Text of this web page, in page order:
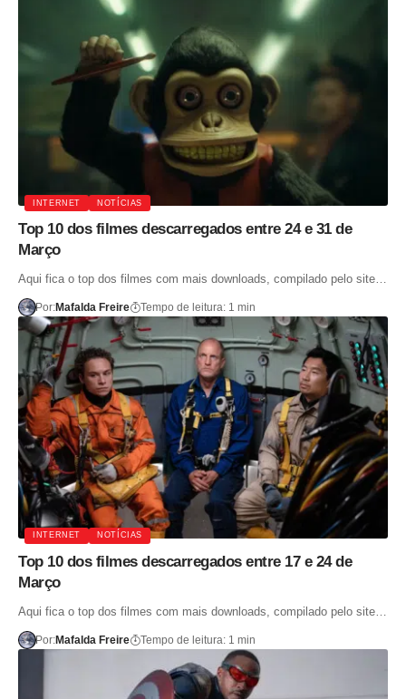
INTERNET NOTÍCIAS
Top 10 dos filmes descarregados entre 24 e 31 de
Março
Aqui fica o top dos filmes com mais downloads, compilado pelo site…
Por:Mafalda Freire Tempo de leitura: 1 min
INTERNET NOTÍCIAS
Top 10 dos filmes descarregados entre 17 e 24 de
Março
Aqui fica o top dos filmes com mais downloads, compilado pelo site…
Por:Mafalda Freire Tempo de leitura: 1 min